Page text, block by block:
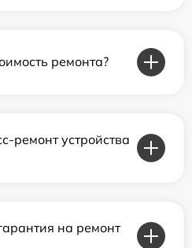
ремонта?
ремонт устройства
на ремонт